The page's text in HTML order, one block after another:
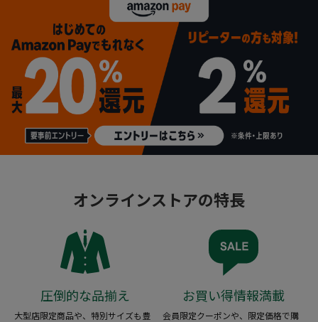
オンラインストアの特長
圧倒的な品揃え
大型店限定商品や、特別サイズも豊
お買い得情報満載
会員限定クーポンや、限定価格で購